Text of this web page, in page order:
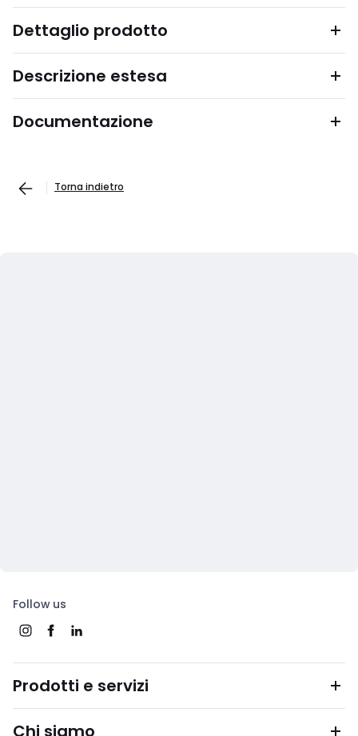
Dettaglio prodotto
Descrizione estesa
Documentazione
Torna indietro
Follow us
Prodotti e servizi
Chi siamo